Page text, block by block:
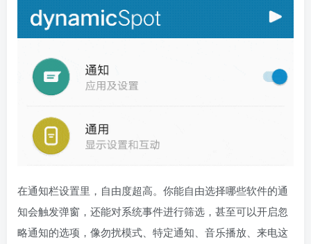
在通知栏设置里，自由度超高。你能自由选择哪些软件的通
知会触发弹窗，还能对系统事件进行筛选，甚至可以开启忽
略通知的选项，像勿扰模式、特定通知、音乐播放、来电这